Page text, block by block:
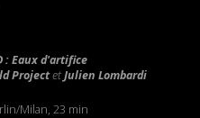
: Eaux d'artifice
ProjectetJulien Lombardi
Milan, 23 min